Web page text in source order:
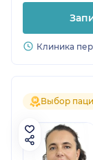
Клиника
Выбор